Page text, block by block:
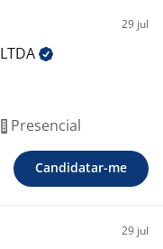
29 jul
LTDA
Presencial
Candidatar-me
29 jul